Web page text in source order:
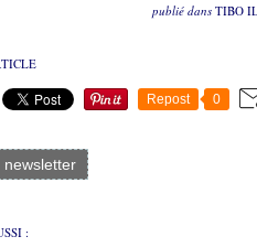
publié dans TIBO
Repost 0
newsletter
: